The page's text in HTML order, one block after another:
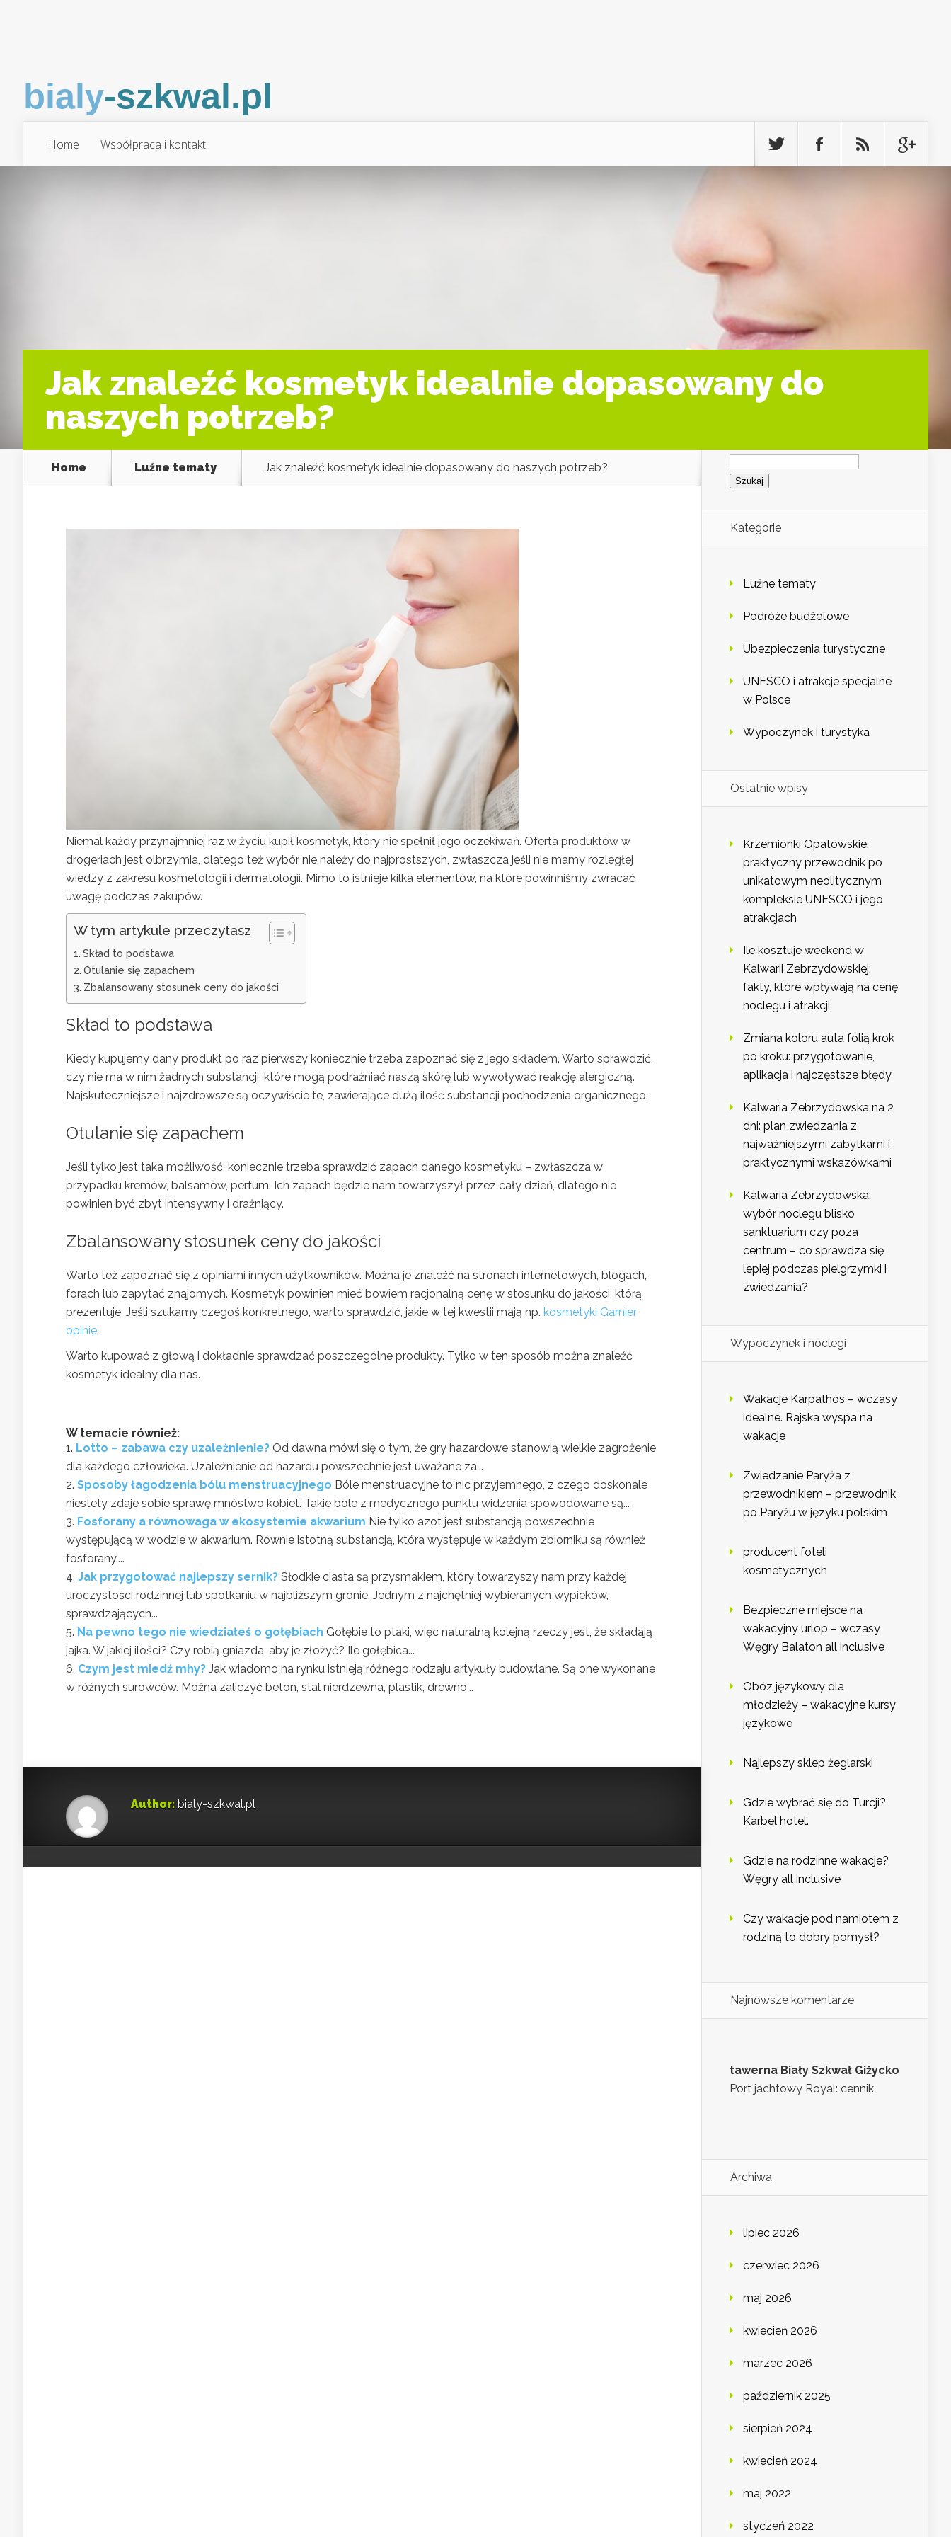
Home Współpraca i kontakt
Jak znaleźć kosmetyk idealnie dopasowany do
naszych potrzeb?
Home Luźne tematy Jak znaleźć kosmetyk idealnie dopasowany do naszych potrzeb?
Niemal każdy przynajmniej raz w życiu kupił kosmetyk, który nie spełnił jego oczekiwań. Oferta produktów w
drogeriach jest olbrzymia, dlatego też wybór nie należy do najprostszych, zwłaszcza jeśli nie mamy rozległej
wiedzy z zakresu kosmetologii i dermatologii. Mimo to istnieje kilka elementów, na które powinniśmy zwracać
uwagę podczas zakupów.
W tym artykule przeczytasz
Skład to podstawa
Otulanie się zapachem
Zbalansowany stosunek ceny do jakości
Skład to podstawa
Kiedy kupujemy dany produkt po raz pierwszy koniecznie trzeba zapoznać się z jego składem. Warto sprawdzić,
czy nie ma w nim żadnych substancji, które mogą podrażniać naszą skórę lub wywoływać reakcję alergiczną.
Najskuteczniejsze i najzdrowsze są oczywiście te, zawierające dużą ilość substancji pochodzenia organicznego.
Otulanie się zapachem
Jeśli tylko jest taka możliwość, koniecznie trzeba sprawdzić zapach danego kosmetyku – zwłaszcza w
przypadku kremów, balsamów, perfum. Ich zapach będzie nam towarzyszył przez cały dzień, dlatego nie
powinien być zbyt intensywny i drażniący.
Zbalansowany stosunek ceny do jakości
Warto też zapoznać się z opiniami innych użytkowników. Można je znaleźć na stronach internetowych, blogach,
forach lub zapytać znajomych. Kosmetyk powinien mieć bowiem racjonalną cenę w stosunku do jakości, którą
prezentuje. Jeśli szukamy czegoś konkretnego, warto sprawdzić, jakie w tej kwestii mają np. kosmetyki Garnier
opinie.
Warto kupować z głową i dokładnie sprawdzać poszczególne produkty. Tylko w ten sposób można znaleźć
kosmetyk idealny dla nas.
W temacie również:
Lotto – zabawa czy uzależnienie? Od dawna mówi się o tym, że gry hazardowe stanowią wielkie zagrożenie
dla każdego człowieka. Uzależnienie od hazardu powszechnie jest uważane za...
Sposoby łagodzenia bólu menstruacyjnego Bóle menstruacyjne to nic przyjemnego, z czego doskonale
niestety zdaje sobie sprawę mnóstwo kobiet. Takie bóle z medycznego punktu widzenia spowodowane są...
Fosforany a równowaga w ekosystemie akwarium Nie tylko azot jest substancją powszechnie
występującą w wodzie w akwarium. Równie istotną substancją, która występuje w każdym zbiorniku są również
fosforany....
Jak przygotować najlepszy sernik? Słodkie ciasta są przysmakiem, który towarzyszy nam przy każdej
uroczystości rodzinnej lub spotkaniu w najbliższym gronie. Jednym z najchętniej wybieranych wypieków,
sprawdzających...
Na pewno tego nie wiedziałeś o gołębiach Gołębie to ptaki, więc naturalną kolejną rzeczy jest, że składają
jajka. W jakiej ilości? Czy robią gniazda, aby je złożyć? Ile gołębica...
Czym jest miedź mhy? Jak wiadomo na rynku istnieją różnego rodzaju artykuły budowlane. Są one wykonane
w różnych surowców. Można zaliczyć beton, stal nierdzewna, plastik, drewno...
Author: bialy-szkwal.pl
Szukaj:
Kategorie
Luźne tematy
Podróże budżetowe
Ubezpieczenia turystyczne
UNESCO i atrakcje specjalne
w Polsce
Wypoczynek i turystyka
Ostatnie wpisy
Krzemionki Opatowskie:
praktyczny przewodnik po
unikatowym neolitycznym
kompleksie UNESCO i jego
atrakcjach
Ile kosztuje weekend w
Kalwarii Zebrzydowskiej:
fakty, które wpływają na cenę
noclegu i atrakcji
Zmiana koloru auta folią krok
po kroku: przygotowanie,
aplikacja i najczęstsze błędy
Kalwaria Zebrzydowska na 2
dni: plan zwiedzania z
najważniejszymi zabytkami i
praktycznymi wskazówkami
Kalwaria Zebrzydowska:
wybór noclegu blisko
sanktuarium czy poza
centrum – co sprawdza się
lepiej podczas pielgrzymki i
zwiedzania?
Wypoczynek i noclegi
Wakacje Karpathos – wczasy
idealne. Rajska wyspa na
wakacje
Zwiedzanie Paryża z
przewodnikiem – przewodnik
po Paryżu w języku polskim
producent foteli
kosmetycznych
Bezpieczne miejsce na
wakacyjny urlop – wczasy
Węgry Balaton all inclusive
Obóz językowy dla
młodzieży – wakacyjne kursy
językowe
Najlepszy sklep żeglarski
Gdzie wybrać się do Turcji?
Karbel hotel.
Gdzie na rodzinne wakacje?
Węgry all inclusive
Czy wakacje pod namiotem z
rodziną to dobry pomysł?
Najnowsze komentarze
tawerna Biały Szkwał Giżycko
Port jachtowy Royal: cennik
Archiwa
lipiec 2026
czerwiec 2026
maj 2026
kwiecień 2026
marzec 2026
październik 2025
sierpień 2024
kwiecień 2024
maj 2022
styczeń 2022